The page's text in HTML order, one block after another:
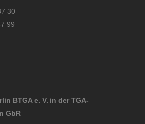
30
99
BTGA e. V. in der TGA-
GbR